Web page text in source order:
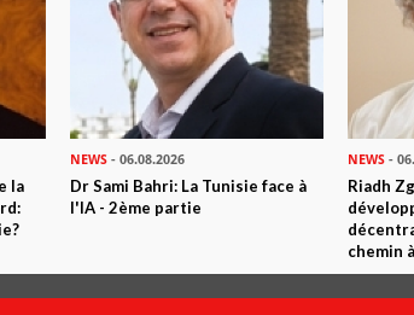
la
NEWS - 06.08.2026
Dr Sami Bahri: La Tunisie face à
l'IA - 2ème partie
NEWS-
Riadh
chemin